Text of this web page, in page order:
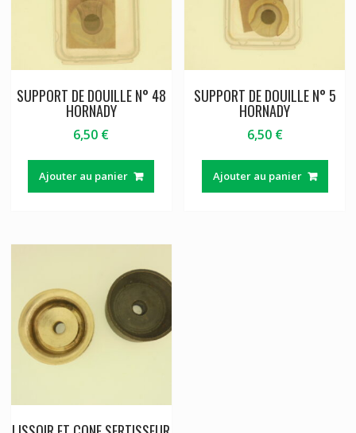
SUPPORT DE DOUILLE N° 48
HORNADY
6,50 €
Ajouter au panier
SUPPORT DE DOUILLE N° 5
HORNADY
6,50 €
Ajouter au panier